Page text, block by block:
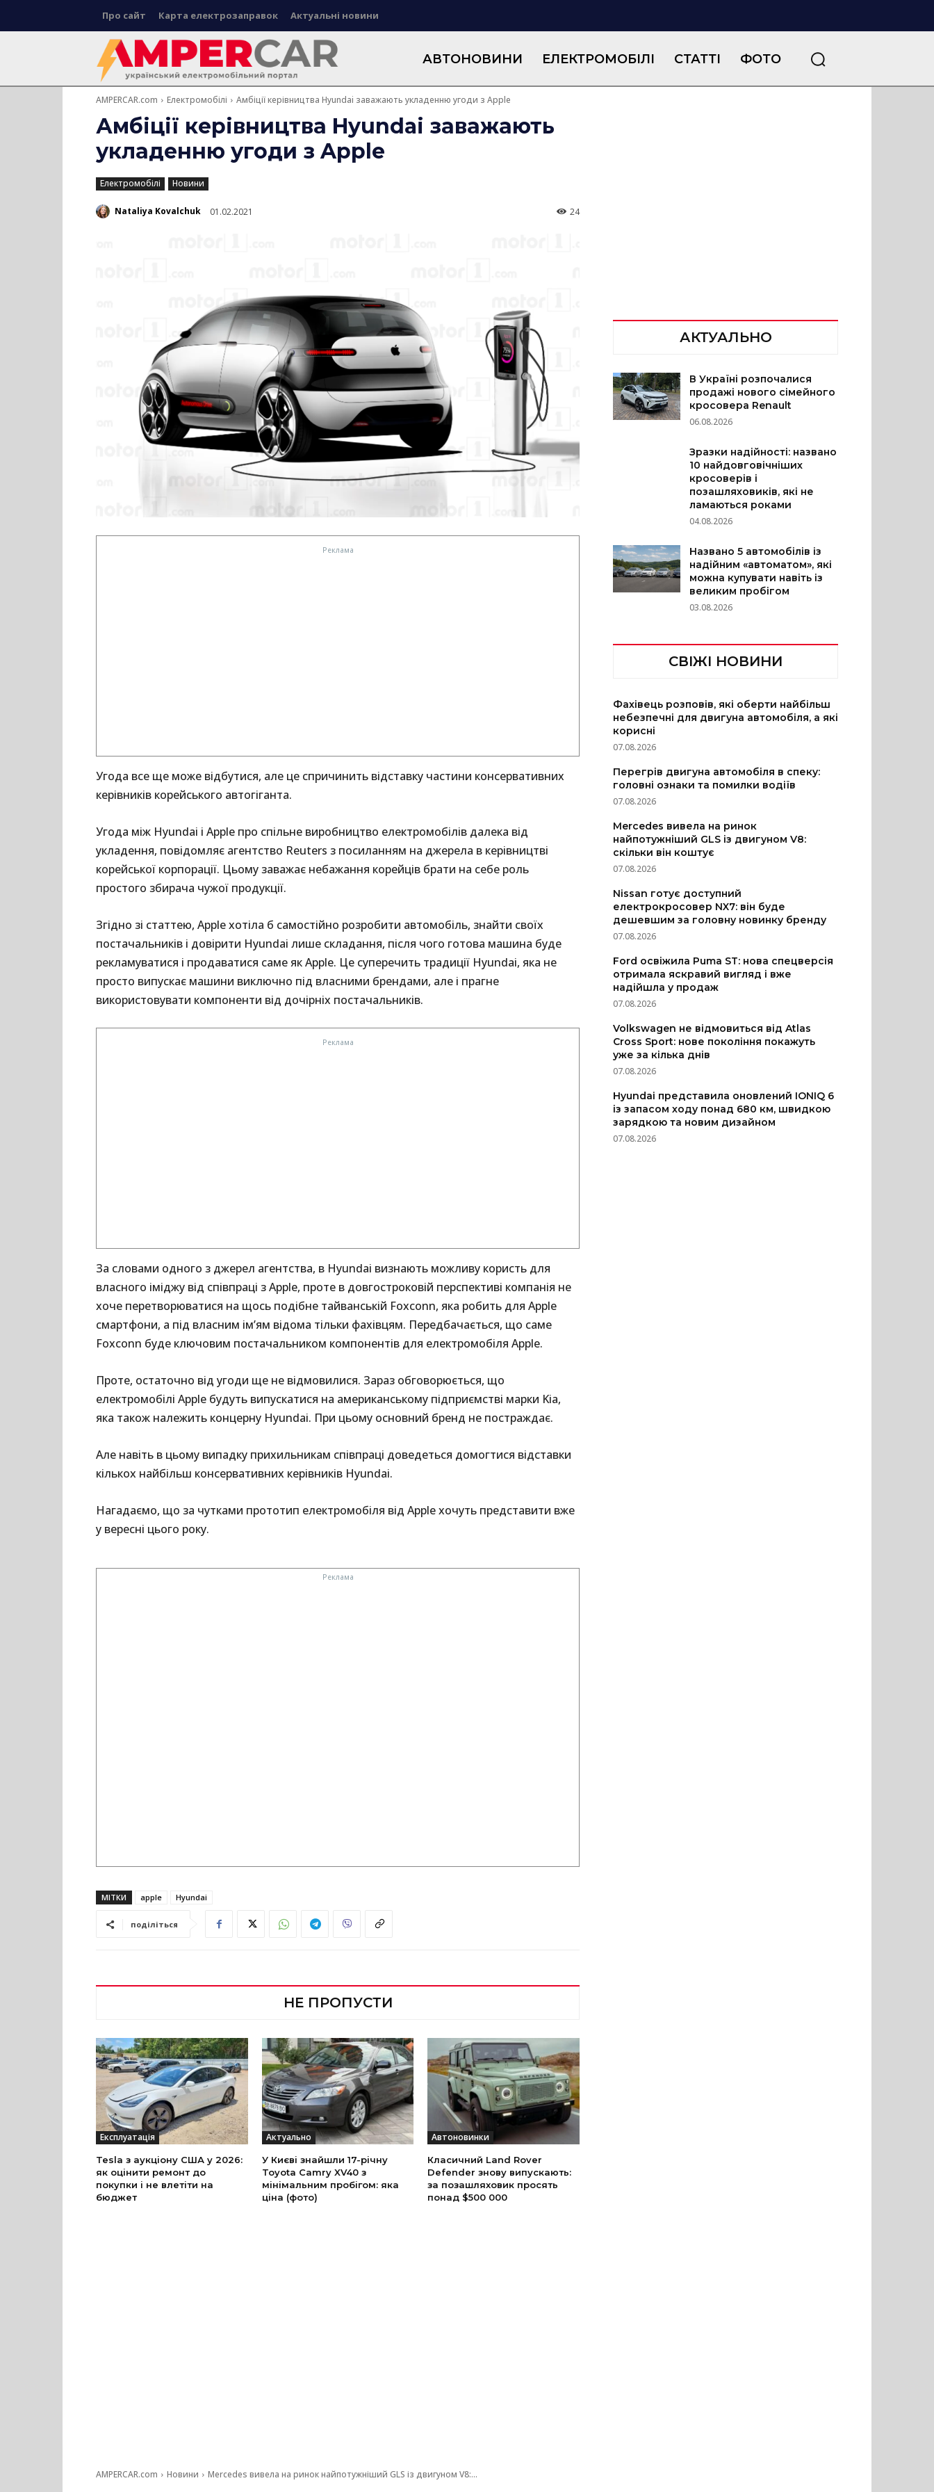
Про сайт Карта електрозаправок Актуальні новини
АВТОНОВИНИ ЕЛЕКТРОМОБІЛІ СТАТТІ ФОТО
AMPERCAR.com Електромобілі Амбіції керівництва Hyundai заважають укладенню угоди з Apple
Амбіції керівництва Hyundai заважають
укладенню угоди з Apple
Електромобілі Новини
Nataliya Kovalchuk 01.02.2021 24
Угода все ще може відбутися, але це спричинить відставку частини консервативних
керівників корейського автогіганта.
Угода між Hyundai і Apple про спільне виробництво електромобілів далека від
укладення, повідомляє агентство Reuters з посиланням на джерела в керівництві
корейської корпорації. Цьому заважає небажання корейців брати на себе роль
простого збирача чужої продукції.
Згідно зі статтею, Apple хотіла б самостійно розробити автомобіль, знайти своїх
постачальників і довірити Hyundai лише складання, після чого готова машина буде
рекламуватися і продаватися саме як Apple. Це суперечить традиції Hyundai, яка не
просто випускає машини виключно під власними брендами, але і прагне
використовувати компоненти від дочірніх постачальників.
За словами одного з джерел агентства, в Hyundai визнають можливу користь для
власного іміджу від співпраці з Apple, проте в довгостроковій перспективі компанія не
хоче перетворюватися на щось подібне тайванській Foxconn, яка робить для Apple
смартфони, а під власним ім’ям відома тільки фахівцям. Передбачається, що саме
Foxconn буде ключовим постачальником компонентів для електромобіля Apple.
Проте, остаточно від угоди ще не відмовилися. Зараз обговорюється, що
електромобілі Apple будуть випускатися на американському підприємстві марки Kia,
яка також належить концерну Hyundai. При цьому основний бренд не постраждає.
Але навіть в цьому випадку прихильникам співпраці доведеться домогтися відставки
кількох найбільш консервативних керівників Hyundai.
Нагадаємо, що за чутками прототип електромобіля від Apple хочуть представити вже
у вересні цього року.
МІТКИ apple Hyundai
поділіться
НЕ ПРОПУСТИ
Експлуатація
Tesla з аукціону США у 2026:
як оцінити ремонт до
покупки і не влетіти на
бюджет
Актуально
У Києві знайшли 17-річну
Toyota Camry XV40 з
мінімальним пробігом: яка
ціна (фото)
Автоновинки
Класичний Land Rover
Defender знову випускають:
за позашляховик просять
понад $500 000
АКТУАЛЬНО
В Україні розпочалися
продажі нового сімейного
кросовера Renault
06.08.2026
Зразки надійності: названо
10 найдовговічніших
кросоверів і
позашляховиків, які не
ламаються роками
04.08.2026
Названо 5 автомобілів із
надійним «автоматом», які
можна купувати навіть із
великим пробігом
03.08.2026
СВІЖІ НОВИНИ
Фахівець розповів, які оберти найбільш
небезпечні для двигуна автомобіля, а які
корисні
07.08.2026
Перегрів двигуна автомобіля в спеку:
головні ознаки та помилки водіїв
07.08.2026
Mercedes вивела на ринок
найпотужніший GLS із двигуном V8:
скільки він коштує
07.08.2026
Nissan готує доступний
електрокросовер NX7: він буде
дешевшим за головну новинку бренду
07.08.2026
Ford освіжила Puma ST: нова спецверсія
отримала яскравий вигляд і вже
надійшла у продаж
07.08.2026
Volkswagen не відмовиться від Atlas
Cross Sport: нове покоління покажуть
уже за кілька днів
07.08.2026
Hyundai представила оновлений IONIQ 6
із запасом ходу понад 680 км, швидкою
зарядкою та новим дизайном
07.08.2026